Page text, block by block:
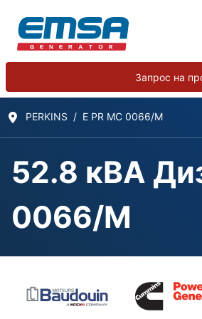
Запрос на
PERKINS E PR MC 0066/M
52.8 кВА
0066/M